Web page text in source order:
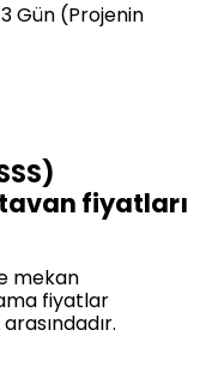
Gün (Projenin
fiyatları
mekan
fiyatlar